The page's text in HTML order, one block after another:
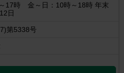
17時 金～日：10時～18時 年末
日
第5338号